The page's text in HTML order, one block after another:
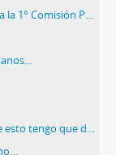
El año 1965 en la ciudad de Concepción se forma la 1° Comisión Política
Hoy después de terminar el encabezamiento de esto tengo que detenerme...